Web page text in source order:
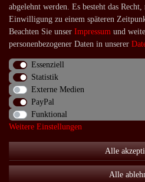
Häufige
Über
Impressum
Widerrufs­recht
abgelehnt werden. Es besteht das
Einwilligung zu einem späteren
Beachten Sie unser Impressum und
personenbezogener Daten in unserer
Essenziell
Statistik
Externe Medien
PayPal
Funktional
Weitere Einstellungen
Alle
Alle